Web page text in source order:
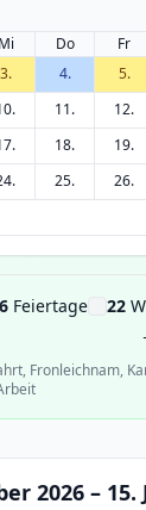
Mi Do Fr
3. 4. 5.
11. 12.
18. 19.
25. 26.
6 Feiertage 22
Fronleichnam,
2026 – 15.